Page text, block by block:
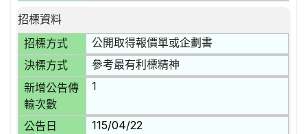
招標資料
招標方式
公開取得報價單或企劃書
決標方式 參考最有利標精神
新增公告傳
輸次數
1
公告日 115/04/22